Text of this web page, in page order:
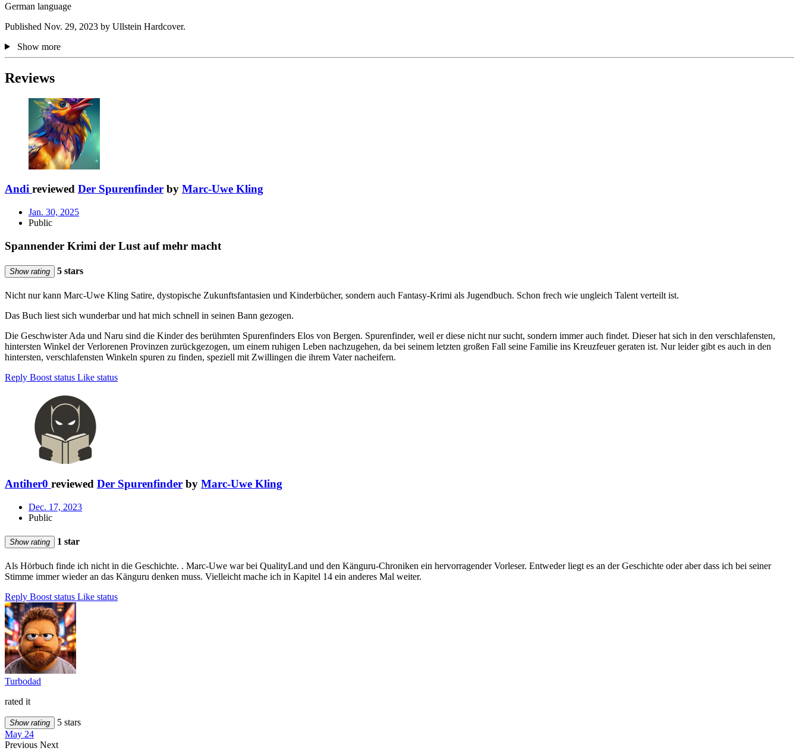
German language
Published Nov. 29, 2023 by Ullstein Hardcover.
Show more
Reviews
Andi reviewed Der Spurenfinder by Marc-Uwe Kling
Jan. 30, 2025
Public
Spannender Krimi der Lust auf mehr macht
Show rating 5 stars
Nicht nur kann Marc-Uwe Kling Satire, dystopische Zukunftsfantasien und Kinderbücher, sondern auch Fantasy-Krimi als Jugendbuch. Schon frech wie ungleich Talent verteilt ist.
Das Buch liest sich wunderbar und hat mich schnell in seinen Bann gezogen.
Die Geschwister Ada und Naru sind die Kinder des berühmten Spurenfinders Elos von Bergen. Spurenfinder, weil er diese nicht nur sucht, sondern immer auch findet. Dieser hat sich in den verschlafensten,
hintersten Winkel der Verlorenen Provinzen zurückgezogen, um einem ruhigen Leben nachzugehen, da bei seinem letzten großen Fall seine Familie ins Kreuzfeuer geraten ist. Nur leider gibt es auch in den
hintersten, verschlafensten Winkeln spuren zu finden, speziell mit Zwillingen die ihrem Vater nacheifern.
Reply Boost status Like status
Antiher0 reviewed Der Spurenfinder by Marc-Uwe Kling
Dec. 17, 2023
Public
Show rating 1 star
Als Hörbuch finde ich nicht in die Geschichte. . Marc-Uwe war bei QualityLand und den Känguru-Chroniken ein hervorragender Vorleser. Entweder liegt es an der Geschichte oder aber dass ich bei seiner
Stimme immer wieder an das Känguru denken muss. Vielleicht mache ich in Kapitel 14 ein anderes Mal weiter.
Reply Boost status Like status
Turbodad
rated it
Show rating
5 stars
May 24
Previous Next